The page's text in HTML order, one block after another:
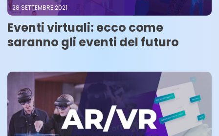
28 SETTEMBRE 2021
Eventi virtuali: ecco come
saranno gli eventi del futuro